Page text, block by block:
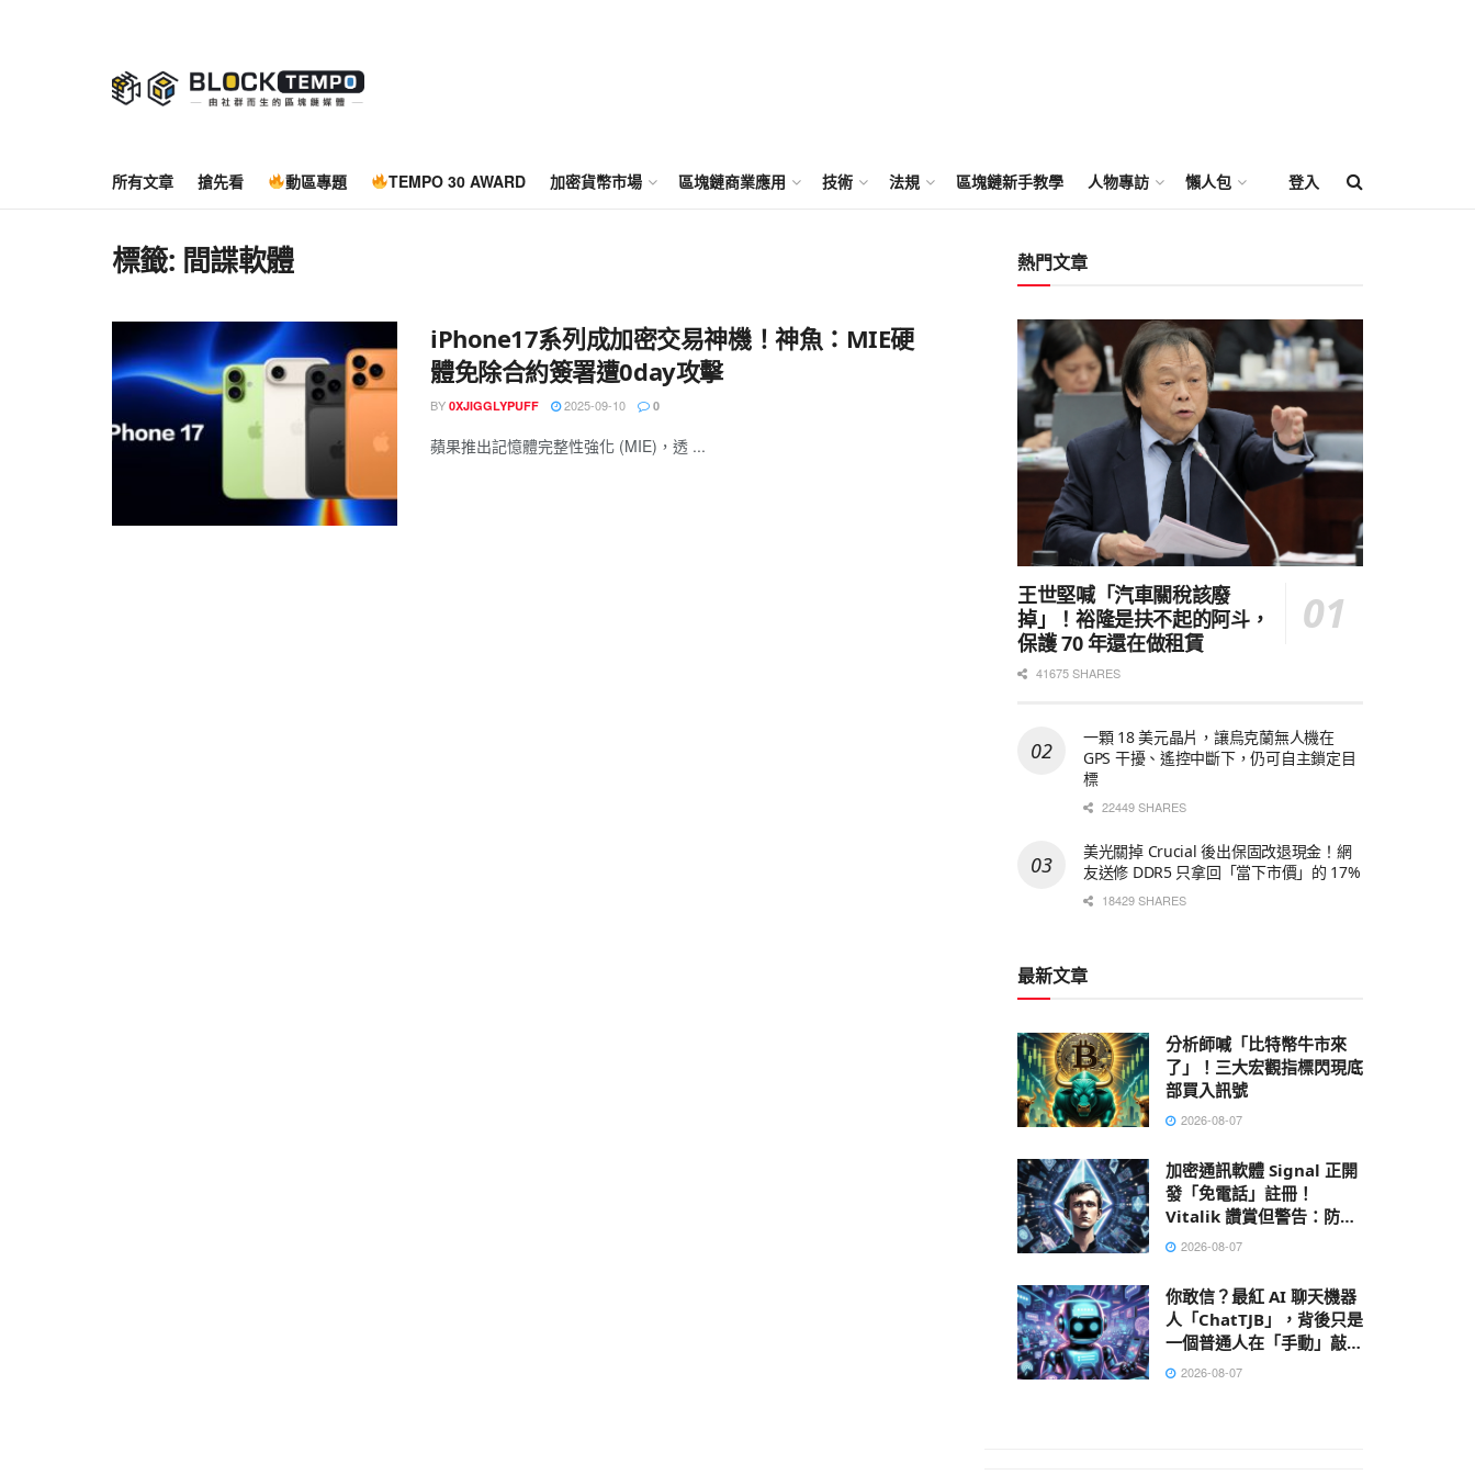
所有文章 搶先看 動區專題 TEMPO 30 AWARD 加密貨幣市場 區塊鏈商業應用 技術 法規 區塊鏈新手教學 人物專訪 懶人包 登入
標籤: 間諜軟體
iPhone17系列成加密交易神機！神魚：MIE硬
體免除合約簽署遭0day攻擊
BY 0XJIGGLYPUFF 2025-09-10 0
蘋果推出記憶體完整性強化 (MIE)，透 ...
熱門文章
王世堅喊「汽車關稅該廢
掉」！裕隆是扶不起的阿斗，
保護 70 年還在做租賃
41675 SHARES
一顆 18 美元晶片，讓烏克蘭無人機在
GPS 干擾、遙控中斷下，仍可自主鎖定目
標
22449 SHARES
美光關掉 Crucial 後出保固改退現金！網
友送修 DDR5 只拿回「當下市價」的 17%
18429 SHARES
最新文章
分析師喊「比特幣牛市來
了」！三大宏觀指標閃現底
部買入訊號
2026-08-07
加密通訊軟體 Signal 正開
發「免電話」註冊！
Vitalik 讚賞但警告：防不
了 AI 大數據肉搜，偽匿名
2026-08-07
你敢信？最紅 AI 聊天機器
人「ChatTJB」，背後只是
一個普通人在「手動」敲出
回覆2026-08-07